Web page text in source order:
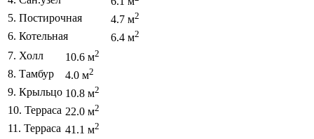
5. Постирочная 4.7 м2
6. Котельная 6.4 м2
7. Холл 10.6 м2
8. Тамбур 4.0 м2
9. Крыльцо 10.8 м2
10. Терраса 22.0 м2
11. Терраса 41.1 м2